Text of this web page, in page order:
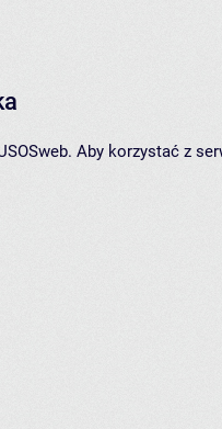
Aby korzystać z